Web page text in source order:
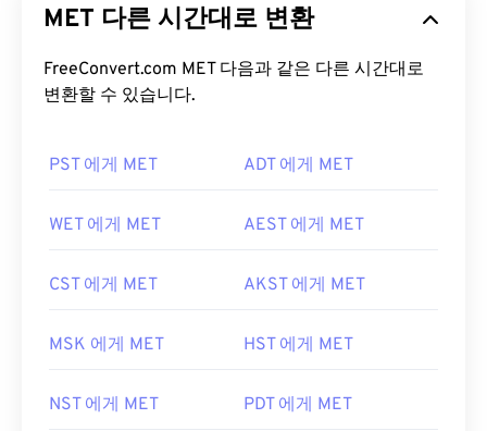
MET 다른 시간대로 변환
FreeConvert.com MET 다음과 같은 다른 시간대로
변환할 수 있습니다.
PST 에게 MET ADT 에게 MET
WET 에게 MET AEST 에게 MET
CST 에게 MET AKST 에게 MET
MSK 에게 MET HST 에게 MET
NST 에게 MET PDT 에게 MET